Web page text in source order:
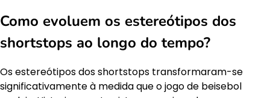
Como evoluem os estereótipos dos
shortstops ao longo do tempo?
Os estereótipos dos shortstops transformaram-se
significativamente à medida que o jogo de beisebol